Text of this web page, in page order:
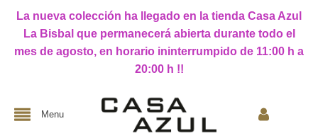
La nueva colección ha llegado en la tienda Casa Azul
La Bisbal que permanecerá abierta durante todo el
mes de agosto, en horario ininterrumpido de 11:00 h a
20:00 h !!
Menu